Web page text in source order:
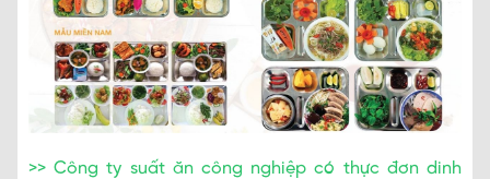
>> Công ty suất ăn công nghiệp có thực đơn dinh